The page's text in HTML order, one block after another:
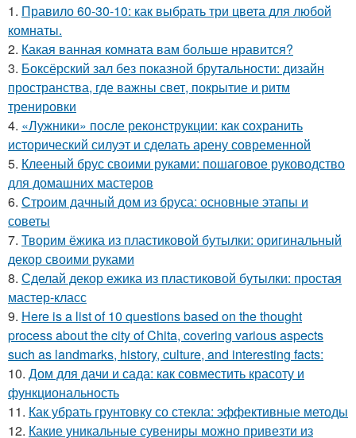
1. Правило 60-30-10: как выбрать три цвета для любой
комнаты.
2. Какая ванная комната вам больше нравится?
3. Боксёрский зал без показной брутальности: дизайн
пространства, где важны свет, покрытие и ритм
тренировки
4. «Лужники» после реконструкции: как сохранить
исторический силуэт и сделать арену современной
5. Клееный брус своими руками: пошаговое руководство
для домашних мастеров
6. Строим дачный дом из бруса: основные этапы и
советы
7. Творим ёжика из пластиковой бутылки: оригинальный
декор своими руками
8. Сделай декор ежика из пластиковой бутылки: простая
мастер-класс
9. Here is a list of 10 questions based on the thought
process about the city of Chita, covering various aspects
such as landmarks, history, culture, and interesting facts:
10. Дом для дачи и сада: как совместить красоту и
функциональность
11. Как убрать грунтовку со стекла: эффективные методы
12. Какие уникальные сувениры можно привезти из